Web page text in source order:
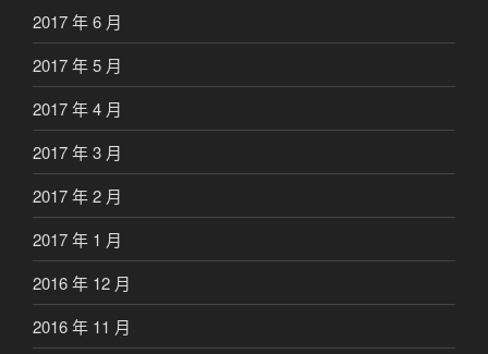
2017 年 6 月
2017 年 5 月
2017 年 4 月
2017 年 3 月
2017 年 2 月
2017 年 1 月
2016 年 12 月
2016 年 11 月